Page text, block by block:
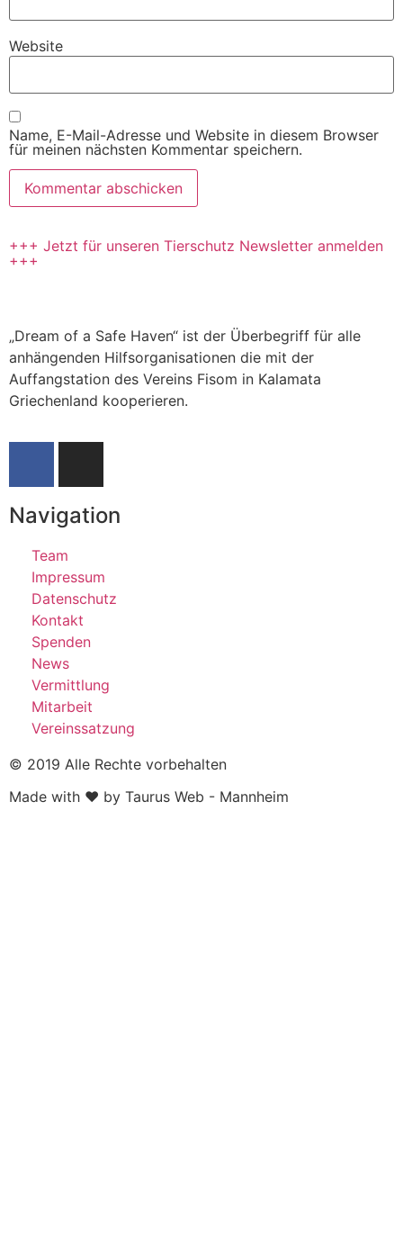
Website
Name, E-Mail-Adresse und Website in diesem Browser
für meinen nächsten Kommentar speichern.
+++ Jetzt für unseren Tierschutz Newsletter anmelden
+++
„Dream of a Safe Haven“ ist der Überbegriff für alle
anhängenden Hilfsorganisationen die mit der
Auffangstation des Vereins Fisom in Kalamata
Griechenland kooperieren.
Navigation
Team
Impressum
Datenschutz
Kontakt
Spenden
News
Vermittlung
Mitarbeit
Vereinssatzung
© 2019 Alle Rechte vorbehalten
Made with ❤ by Taurus Web - Mannheim